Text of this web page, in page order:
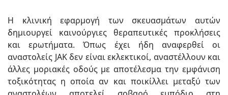
Η κλινική εφαρμογή των σκευασμάτων αυτών
δημιουργεί καινούργιες θεραπευτικές προκλήσεις
και ερωτήματα. Όπως έχει ήδη αναφερθεί οι
αναστολείς JAK δεν είναι εκλεκτικοί, αναστέλλουν και
άλλες μοριακές οδούς με αποτέλεσμα την εμφάνιση
τοξικότητας η οποία αν και ποικίλλει μεταξύ των